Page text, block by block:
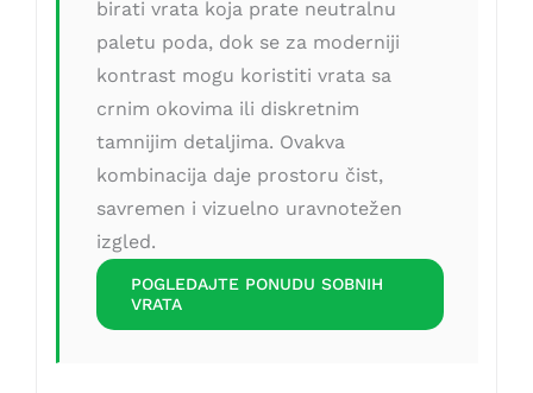
birati vrata koja prate neutralnu
paletu poda, dok se za moderniji
kontrast mogu koristiti vrata sa
crnim okovima ili diskretnim
tamnijim detaljima. Ovakva
kombinacija daje prostoru čist,
savremen i vizuelno uravnotežen
izgled.
POGLEDAJTE PONUDU SOBNIH
VRATA